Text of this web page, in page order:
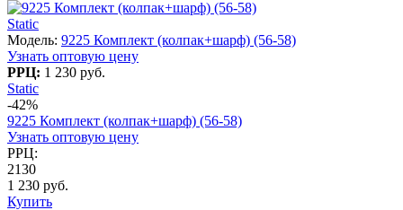
Static
Модель: 9225 Комплект (колпак+шарф) (56-58)
Узнать оптовую цену
РРЦ: 1 230 руб.
Static
-42%
9225 Комплект (колпак+шарф) (56-58)
Узнать оптовую цену
РРЦ:
2130
1 230 руб.
Купить